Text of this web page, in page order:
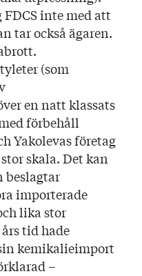
inte med att
tar också ägaren.
(som
en natt klassats
förbehåll
Yakolevas företag
skala. Det kan
beslagtar
importerade
lika stor
tid hade
kemikalieimport
–